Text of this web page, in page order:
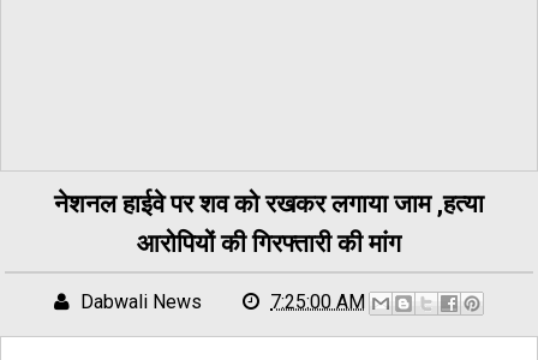
नेशनल हाईवे पर शव को रखकर लगाया जाम ,हत्या
आरोपियों की गिरफ्तारी की मांग
Dabwali News 7:25:00 AM